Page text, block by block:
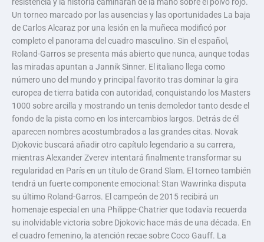
Un torneo marcado por las ausencias y las oportunidades La baja
de Carlos Alcaraz por una lesión en la muñeca modificó por
completo el panorama del cuadro masculino. Sin el español,
Roland-Garros se presenta más abierto que nunca, aunque todas
las miradas apuntan a Jannik Sinner. El italiano llega como
número uno del mundo y principal favorito tras dominar la gira
europea de tierra batida con autoridad, conquistando los Masters
1000 sobre arcilla y mostrando un tenis demoledor tanto desde el
fondo de la pista como en los intercambios largos. Detrás de él
aparecen nombres acostumbrados a las grandes citas. Novak
Djokovic buscará añadir otro capítulo legendario a su carrera,
mientras Alexander Zverev intentará finalmente transformar su
regularidad en París en un título de Grand Slam. El torneo también
tendrá un fuerte componente emocional: Stan Wawrinka disputa
su último Roland-Garros. El campeón de 2015 recibirá un
homenaje especial en una Philippe-Chatrier que todavía recuerda
su inolvidable victoria sobre Djokovic hace más de una década. En
el cuadro femenino, la atención recae sobre Coco Gauff. La